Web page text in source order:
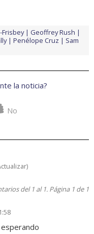
Geoffrey Rush
Penélope Cruz
Sam
la noticia?
No
)
del 1 al 1. Página 1 de 1